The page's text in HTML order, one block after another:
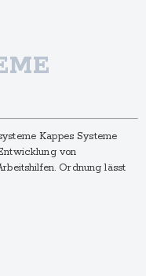
Kappes Systeme
von
Ordnung lässt